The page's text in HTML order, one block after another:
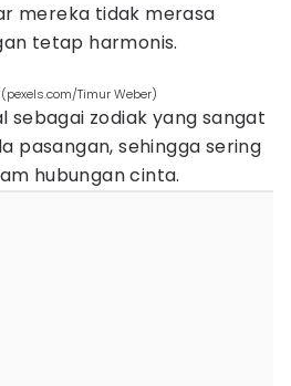
mereka tidak merasa
tetap harmonis.
Timur Weber)
sebagai zodiak yang sangat
pasangan, sehingga sering
hubungan cinta.